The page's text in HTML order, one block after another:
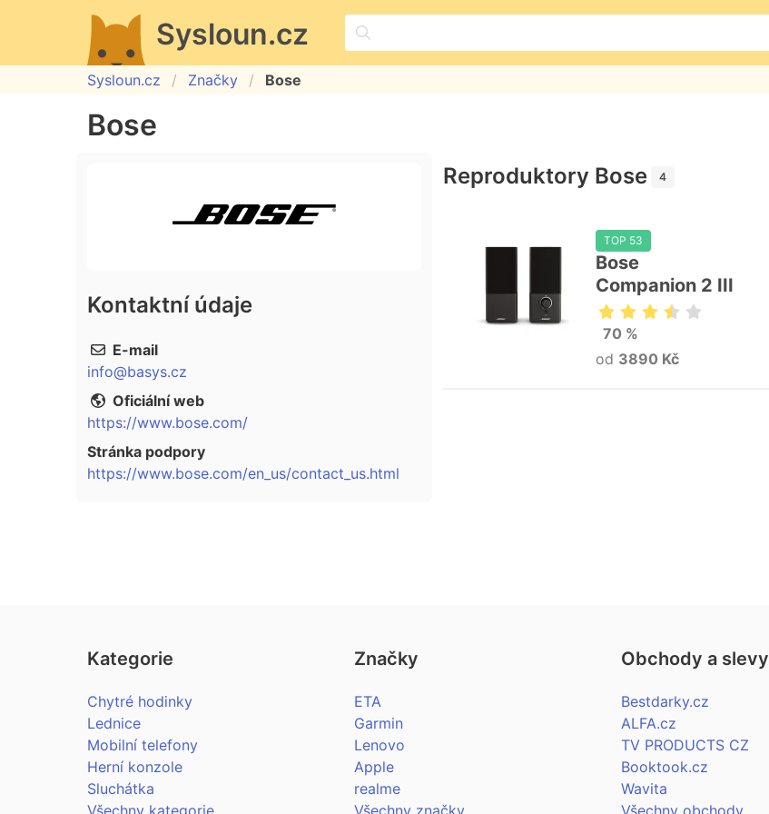
Sysloun.cz
Sysloun.cz Značky Bose
Bose
Kontaktní údaje
E-mail
info@basys.cz
Oficiální web
https://www.bose.com/
Stránka podpory
https://www.bose.com/en_us/contact_us.html
Reproduktory Bose 4
TOP 53
Bose
Companion 2 III
70 %
od 3890 Kč
Kategorie
Chytré hodinky
Lednice
Mobilní telefony
Herní konzole
Sluchátka
Všechny kategorie…
Značky
ETA
Garmin
Lenovo
Apple
realme
Všechny značky…
Obchody a slevy
Bestdarky.cz
ALFA.cz
TV PRODUCTS CZ
Booktook.cz
Wavita
Všechny obchody…